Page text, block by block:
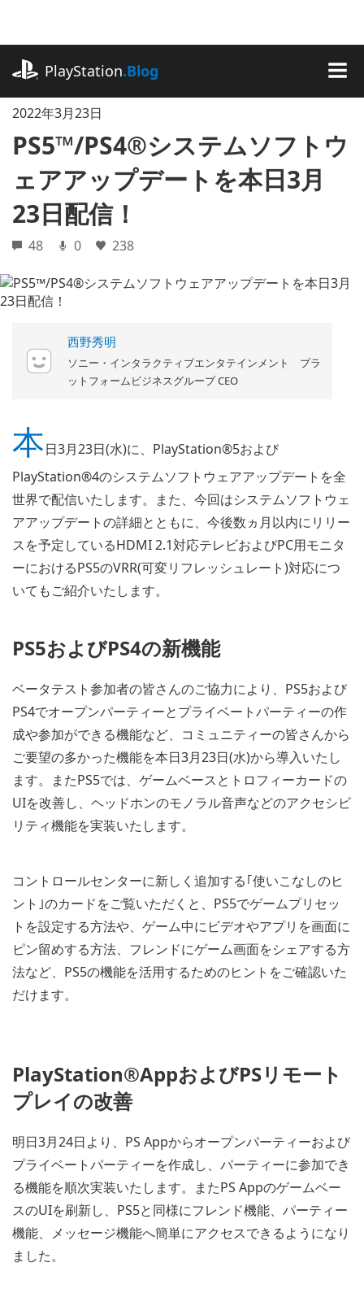
に
ッ
PlayStation.Blog
2022年3月23日
PS5™/PS4®システムソフトウ
ェアアップデートを本日3月
23日配信！
48 0 238
西野秀明
ソニー・インタラクティブエンタテインメント プラ
ットフォームビジネスグループ CEO
本日3月23日(水)に、PlayStation®5および
PlayStation®4のシステムソフトウェアアップデートを全
世界で配信いたします。また、今回はシステムソフトウェ
アアップデートの詳細とともに、今後数ヵ月以内にリリー
スを予定しているHDMI 2.1対応テレビおよびPC用モニタ
ーにおけるPS5のVRR(可変リフレッシュレート)対応につ
いてもご紹介いたします。
PS5およびPS4の新機能
ベータテスト参加者の皆さんのご協力により、PS5および
PS4でオープンパーティーとプライベートパーティーの作
成や参加ができる機能など、コミュニティーの皆さんから
ご要望の多かった機能を本日3月23日(水)から導入いたし
ます。またPS5では、ゲームベースとトロフィーカードの
UIを改善し、ヘッドホンのモノラル音声などのアクセシビ
リティ機能を実装いたします。
コントロールセンターに新しく追加する｢使いこなしのヒ
ント｣のカードをご覧いただくと、PS5でゲームプリセッ
トを設定する方法や、ゲーム中にビデオやアプリを画面に
ピン留めする方法、フレンドにゲーム画面をシェアする方
法など、PS5の機能を活用するためのヒントをご確認いた
だけます。
PlayStation®AppおよびPSリモート
プレイの改善
明日3月24日より、PS Appからオープンパーティーおよび
プライベートパーティーを作成し、パーティーに参加でき
る機能を順次実装いたします。またPS Appのゲームベー
スのUIを刷新し、PS5と同様にフレンド機能、パーティー
機能、メッセージ機能へ簡単にアクセスできるようになり
ました。